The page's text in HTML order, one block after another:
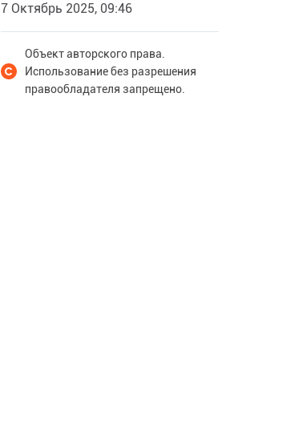
7 Октябрь 2025, 09:46
Объект авторского права.
Использование без разрешения
правообладателя запрещено.